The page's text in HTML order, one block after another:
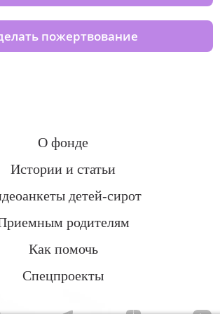
пожертвование
О фонде
Истории и статьи
детей-сирот
родителям
Как помочь
Спецпроекты